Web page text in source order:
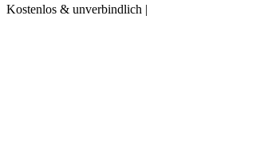
Kostenlos & unverbindlich |